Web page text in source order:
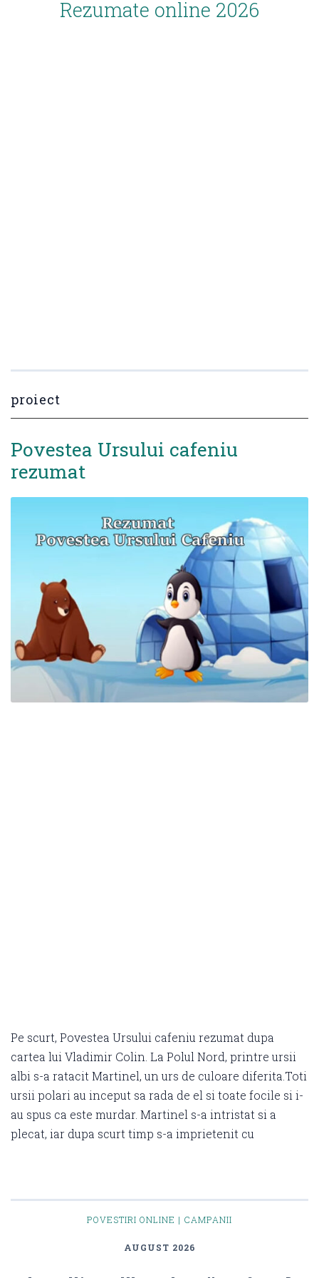
Rezumate online 2026
proiect
Povestea Ursului cafeniu
rezumat
Pe scurt, Povestea Ursului cafeniu rezumat dupa
cartea lui Vladimir Colin. La Polul Nord, printre ursii
albi s-a ratacit Martinel, un urs de culoare diferita.Toti
ursii polari au inceput sa rada de el si toate focile si i-
au spus ca este murdar. Martinel s-a intristat si a
plecat, iar dupa scurt timp s-a imprietenit cu
POVESTIRI ONLINE | CAMPANII
AUGUST 2026